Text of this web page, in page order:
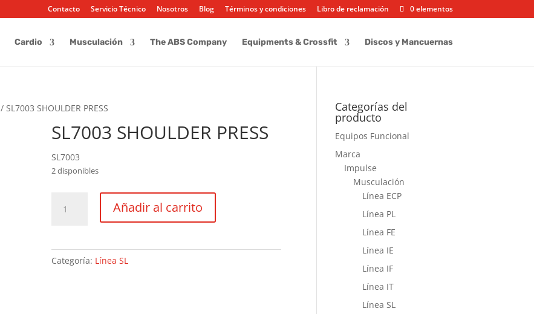
Contacto Servicio Técnico Nosotros Blog Términos y condiciones Libro de reclamación 0 elementos
Cardio Musculación The ABS Company Equipments & Crossfit Discos y Mancuernas
/ SL7003 SHOULDER PRESS
SL7003 SHOULDER PRESS
SL7003
2 disponibles
SHOULDER
Añadir al carrito
Categoría: Línea SL
Categorías del
producto
Equipos Funcional
Marca
Impulse
Musculación
Línea ECP
Línea PL
Línea FE
Línea IE
Línea IF
Línea IT
Línea SL